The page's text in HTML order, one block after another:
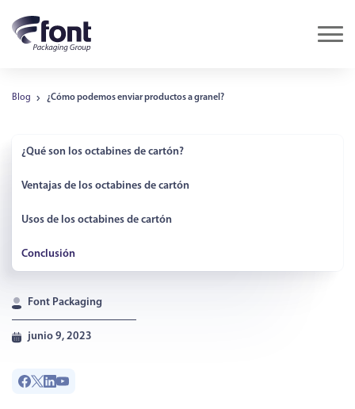
Blog ¿Cómo podemos enviar productos a granel?
¿Qué son los octabines de cartón?
Ventajas de los octabines de cartón
Usos de los octabines de cartón
Conclusión
Font Packaging
junio 9, 2023